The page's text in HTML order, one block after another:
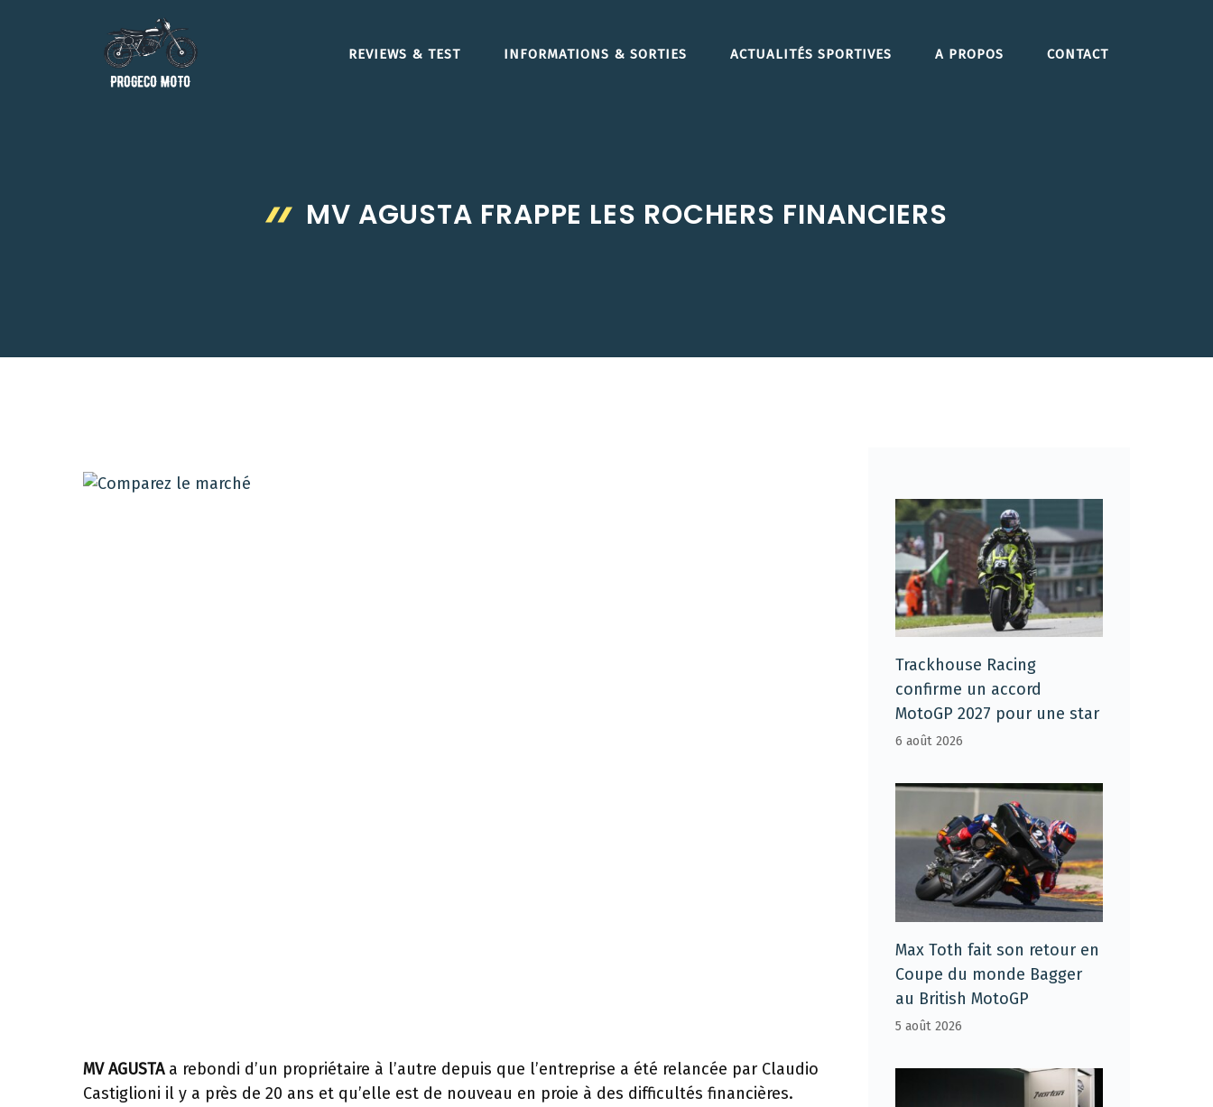
REVIEWS & TEST INFORMATIONS & SORTIES ACTUALITÉS SPORTIVES A PROPOS CONTACT
MV AGUSTA FRAPPE LES ROCHERS FINANCIERS
MV AGUSTAa rebondi d’un propriétaire à l’autre depuis que l’entreprise a été relancée par Claudio
Castiglioni il y a près de 20 ans et qu’elle est de nouveau en proie à des difficultés financières.
Trackhouse Racing
confirme un accord
MotoGP 2027 pour une star
6 août 2026
Max Toth fait son retour en
Coupe du monde Bagger
au British MotoGP
5 août 2026